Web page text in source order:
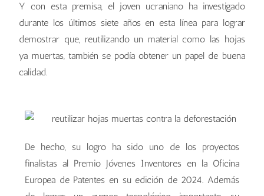
Y con esta premisa, el joven ucraniano ha investigado
durante los últimos siete años en esta línea para lograr
demostrar que, reutilizando un material como las hojas
ya muertas, también se podía obtener un papel de buena
calidad.
De hecho, su logro ha sido uno de los proyectos
finalistas al Premio Jóvenes Inventores en la Oficina
Europea de Patentes en su edición de 2024. Además